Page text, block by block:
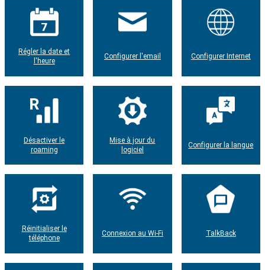
Régler la date et
l'heure
Configurer l'email Configurer Internet
Désactiver le
roaming
Mise à jour du
logiciel
Configurer la langue
Réinitialiser le
téléphone
Connexion au Wi-Fi TalkBack